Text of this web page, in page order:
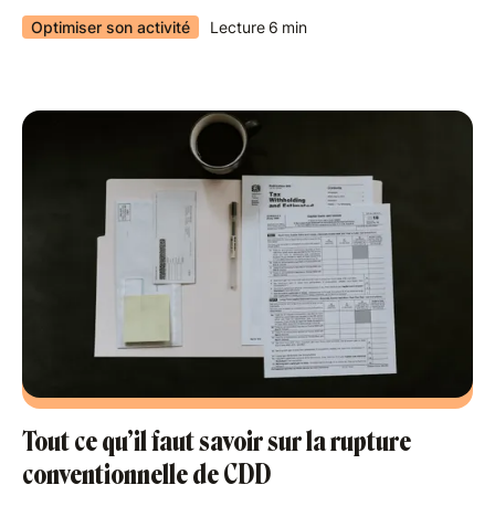
Optimiser son activité Lecture 6 min
Tout ce qu’il faut savoir sur la rupture
conventionnelle de CDD